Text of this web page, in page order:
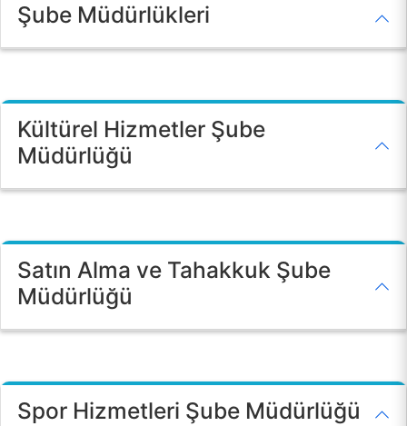
BİRİMİMİZ
KALİTE
E-HİZMET
ÖĞRENCİ TOPLULUKLARI
Şube Müdürlükleri
Kültürel Hizmetler Şube
Müdürlüğü
Satın Alma ve Tahakkuk Şube
Müdürlüğü
Spor Hizmetleri Şube Müdürlüğü